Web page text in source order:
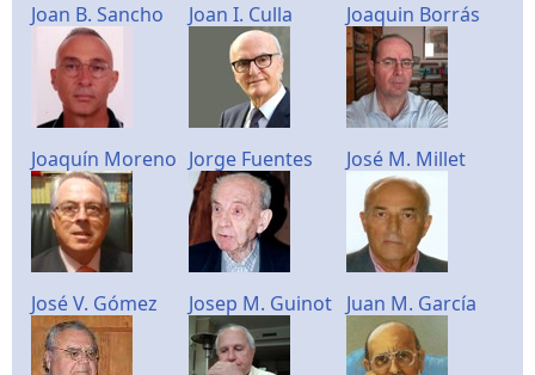
Joan B. Sancho Joan I. Culla Joaquin Borrás
Joaquín Moreno Jorge Fuentes José M. Millet
José V. Gómez Josep M. Guinot Juan M. García